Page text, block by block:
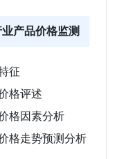
产品价格监测
征
格评述
格因素分析
格走势预测分析